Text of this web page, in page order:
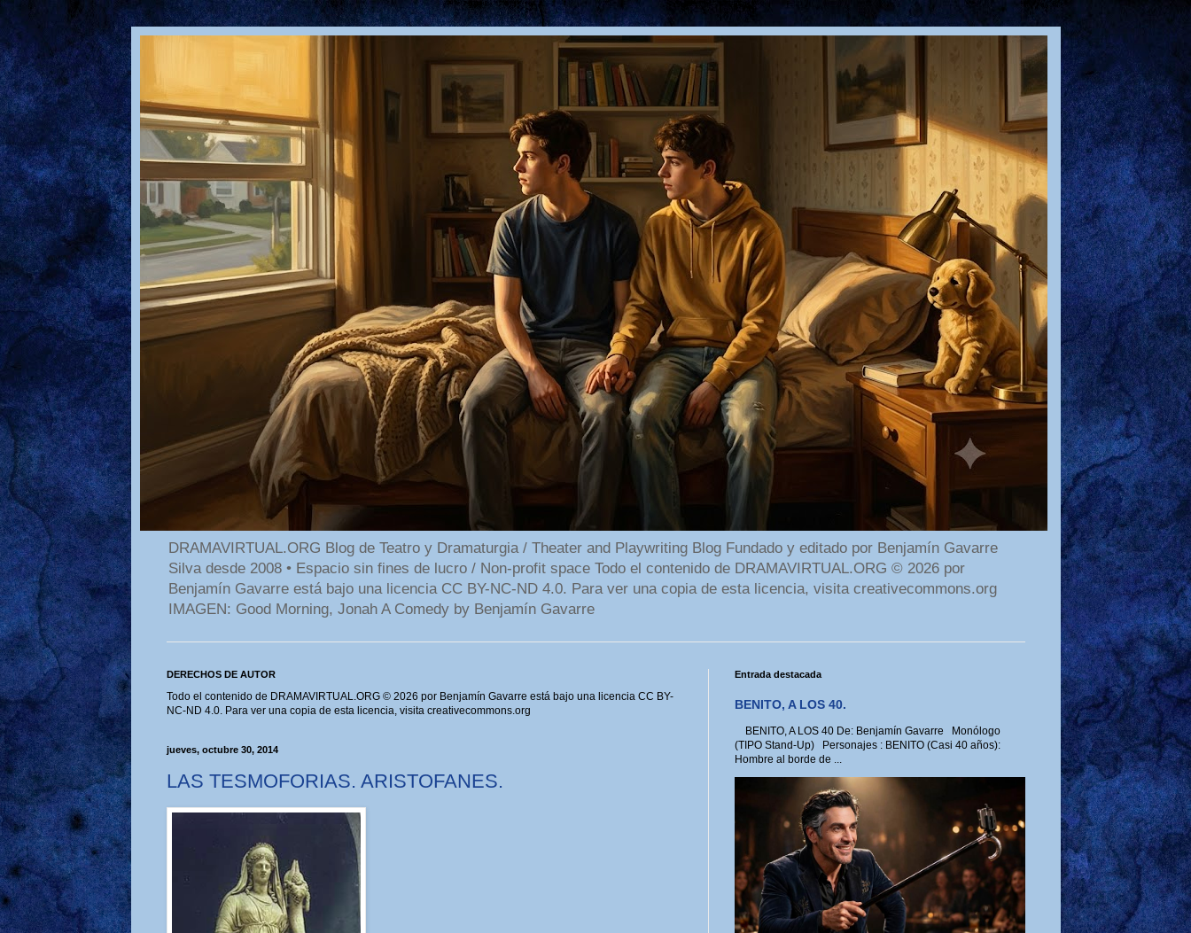
DRAMAVIRTUAL.ORG Blog de Teatro y Dramaturgia / Theater and Playwriting Blog Fundado y editado por Benjamín Gavarre
Silva desde 2008 • Espacio sin fines de lucro / Non-profit space Todo el contenido de DRAMAVIRTUAL.ORG © 2026 por
Benjamín Gavarre está bajo una licencia CC BY-NC-ND 4.0. Para ver una copia de esta licencia, visita creativecommons.org
IMAGEN: Good Morning, Jonah A Comedy by Benjamín Gavarre
DERECHOS DE AUTOR
Todo el contenido de DRAMAVIRTUAL.ORG © 2026 por Benjamín Gavarre está bajo una licencia CC BY-
NC-ND 4.0. Para ver una copia de esta licencia, visita creativecommons.org
jueves, octubre 30, 2014
LAS TESMOFORIAS. ARISTOFANES.
Entrada destacada
BENITO, A LOS 40.
BENITO, A LOS 40 De: Benjamín Gavarre Monólogo
(TIPO Stand-Up) Personajes : BENITO (Casi 40 años):
Hombre al borde de ...